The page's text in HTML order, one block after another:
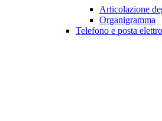
Articolazione
Organigramma
Telefono e posta